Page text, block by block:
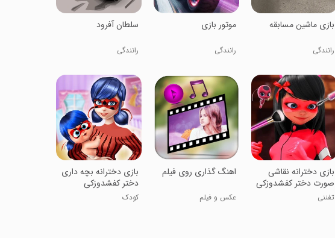
بازی ماشین مسابقه
رانندگی
‏موتور بازی
رانندگی
سلطان آفرود
رانندگی
بازی دخترانه نقاشی
صورت دختر کفشدوزکی
تفننی
اهنگ گذاری روی فیلم
عکس و فیلم
‏بازی دخترانه بچه داری
دختر کفشدوزکی
کودک